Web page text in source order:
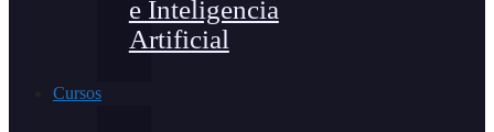
e Inteligencia
Artificial
Cursos